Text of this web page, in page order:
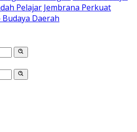
Pelajar Jembrana Perkuat
Daerah